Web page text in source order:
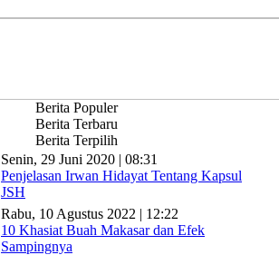
Berita Populer
Berita Terbaru
Berita Terpilih
Senin, 29 Juni 2020 | 08:31
Penjelasan Irwan Hidayat Tentang Kapsul
JSH
Rabu, 10 Agustus 2022 | 12:22
10 Khasiat Buah Makasar dan Efek
Sampingnya